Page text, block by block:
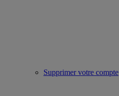
Supprimer votre compte